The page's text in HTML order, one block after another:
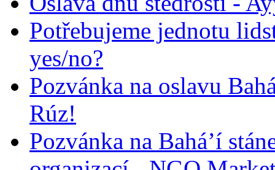
Potřebujeme jednotu
yes/no?
Pozvánka na oslavu
Rúz!
Pozvánka na Bahá’í